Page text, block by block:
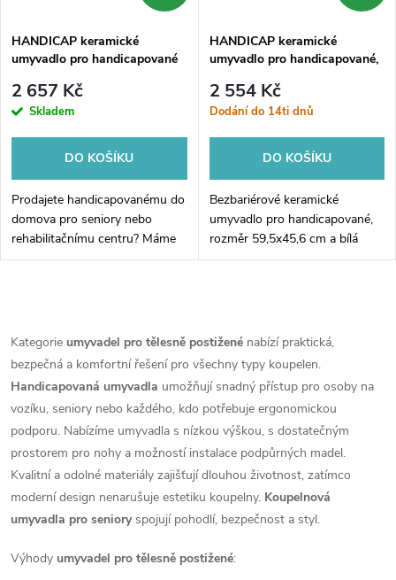
p
r
o
d
u
ů
s
p
r
d
u
t
ů
HANDICAP keramické
umyvadlo pro handicapované
2 657 Kč
Skladem
DO KOŠÍKU
Prodajete handicapovanému do
domova pro seniory nebo
rehabilitačnímu centru? Máme
pro vás ideální řešení!
přesně...
HANDICAP keramické
umyvadlo pro handicapované,
2 554 Kč
Dodání do 14ti dnů
DO KOŠÍKU
Bezbariérové keramické
umyvadlo pro handicapované,
rozměr 59,5x45,6 cm a bílá
barva, je ideálním řešením pro
v
l
á
d
a
c
í
Kategorie umyvadel pro tělesně postižené nabízí praktická,
bezpečná a komfortní řešení pro všechny typy koupelen.
Handicapovaná umyvadla umožňují snadný přístup pro osoby na
vozíku, seniory nebo každého, kdo potřebuje ergonomickou
podporu. Nabízíme umyvadla s nízkou výškou, s dostatečným
prostorem pro nohy a možností instalace podpůrných madel.
Kvalitní a odolné materiály zajišťují dlouhou životnost, zatímco
moderní design nenarušuje estetiku koupelny. Koupelnová
umyvadla pro senioryspojují pohodlí, bezpečnost a styl.
Výhody umyvadel pro tělesně postižené: